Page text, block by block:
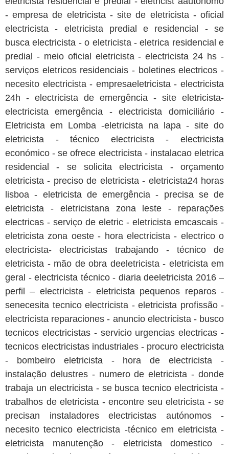
- empresa de eletricista - site de eletricista - oficial
electricista - eletricista predial e residencial - se
busca electricista - o eletricista - eletrica residencial e
predial - meio oficial eletricista - electricista 24 hs -
serviços eletricos residenciais - boletines electricos -
necesito electricista - empresaeletricista - electricista
24h - electricista de emergência - site eletricista-
electricista emergência - electricista domiciliário -
Eletricista em Lomba -eletricista na lapa - site do
eletricista - técnico electricista - electricista
económico - se ofrece electricista - instalacao eletrica
residencial - se solicita electricista - orçamento
eletricista - preciso de eletricista - eletricista24 horas
lisboa - eletricista de emergência - precisa se de
eletricista - eletricistana zona leste - reparações
electricas - serviço de eletric - eletricista emcascais -
eletricista zona oeste - hora electricista - electrico o
electricista- electricistas trabajando - técnico de
eletricista - mão de obra deeletricista - eletricista em
geral - electricista técnico - diaria deeletricista 2016 –
perfil – electricista - eletricista pequenos reparos -
senecesita tecnico electricista - eletricista profissão -
electricista reparaciones - anuncio electricista - busco
tecnicos electricistas - servicio urgencias electricas -
tecnicos electricistas industriales - procuro electricista
- bombeiro eletricista - hora de electricista -
instalação delustres - numero de eletricista - donde
trabaja un electricista - se busca tecnico electricista -
trabalhos de eletricista - encontre seu eletricista - se
precisan instaladores electricistas autónomos -
necesito tecnico electricista -técnico em eletricista -
eletricista manutenção - eletricista domestico -